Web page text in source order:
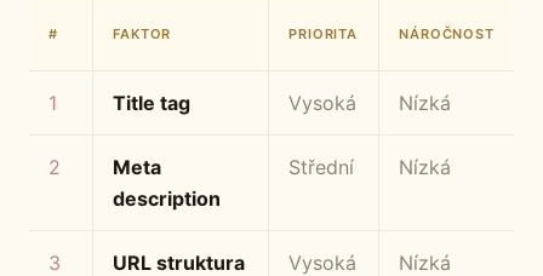
# FAKTOR PRIORITA NÁROČNOST
1 Title tag Vysoká Nízká
2
Meta
description
Střední Nízká
3 URL struktura Vysoká Nízká